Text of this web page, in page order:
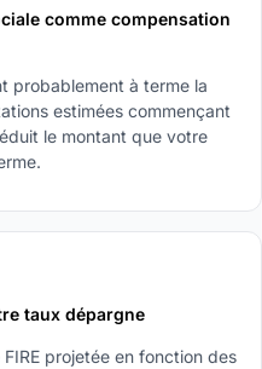
comme compensation
probablement à terme la
estimées commençant
le montant que votre
taux dépargne
projetée en fonction des